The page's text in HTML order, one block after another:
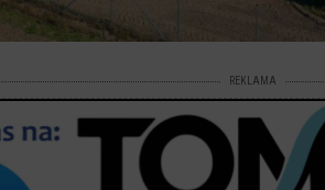
REKLAMA